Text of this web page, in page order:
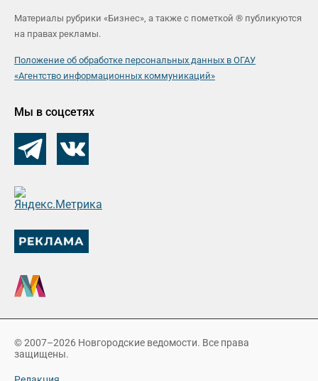
Материалы рубрики «Бизнес», а также с пометкой ® публикуются
на правах рекламы.
Положение об обработке персональных данных в ОГАУ
«Агентство информационных коммуникаций»
Мы в соцсетях
© 2007–2026 Новгородские ведомости. Все права
защищены.